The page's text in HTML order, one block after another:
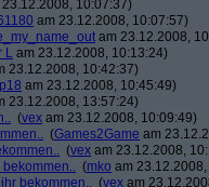
10:07:37)
am 23.12.2008, 10:07:57)
am 23.12.2008,
L am 23.12.2008, 10:13:24)
23.12.2008, 10:42:37)
am 23.12.2008, 10:45:49)
23.12.2008, 13:57:24)
(vex am 23.12.2008, 10:09:49)
(Games2Game am
(vex am 23.12.2008,
(mko am
bekommen.. (vex am